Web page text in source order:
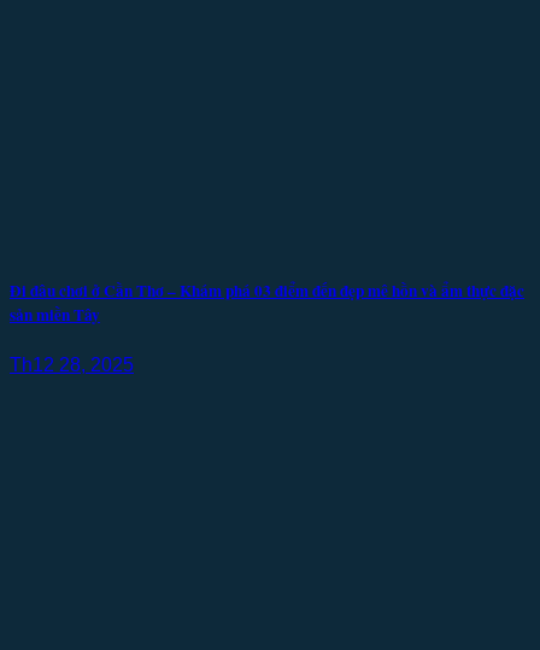
Đi đâu chơi ở Cần Thơ – Khám phá 03 điểm đến đẹp mê hồn và ẩm thực đặc
sản miền Tây
Th12 28, 2025